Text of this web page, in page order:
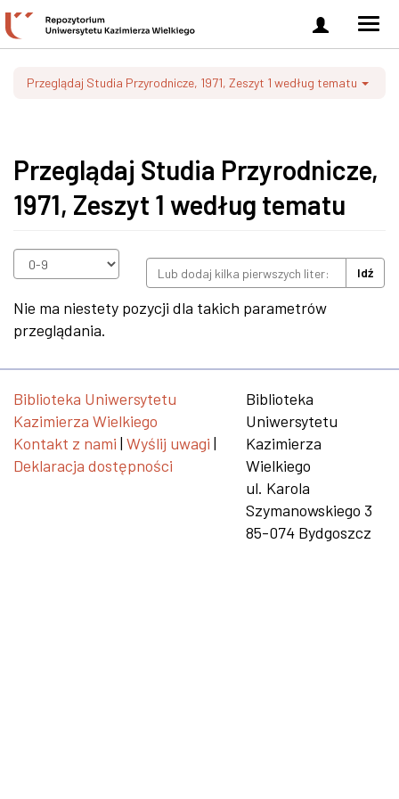
Zaloguj
się
Przeglądaj Studia Przyrodnicze, 1971, Zeszyt 1 według tematu
Przeglądaj Studia Przyrodnicze,
1971, Zeszyt 1 według tematu
Idź
Nie ma niestety pozycji dla takich parametrów
przeglądania.
Biblioteka Uniwersytetu
Kazimierza Wielkiego
Kontakt z nami | Wyślij uwagi |
Deklaracja dostępności
Biblioteka
Uniwersytetu
Kazimierza
Wielkiego
ul. Karola
Szymanowskiego 3
85-074 Bydgoszcz